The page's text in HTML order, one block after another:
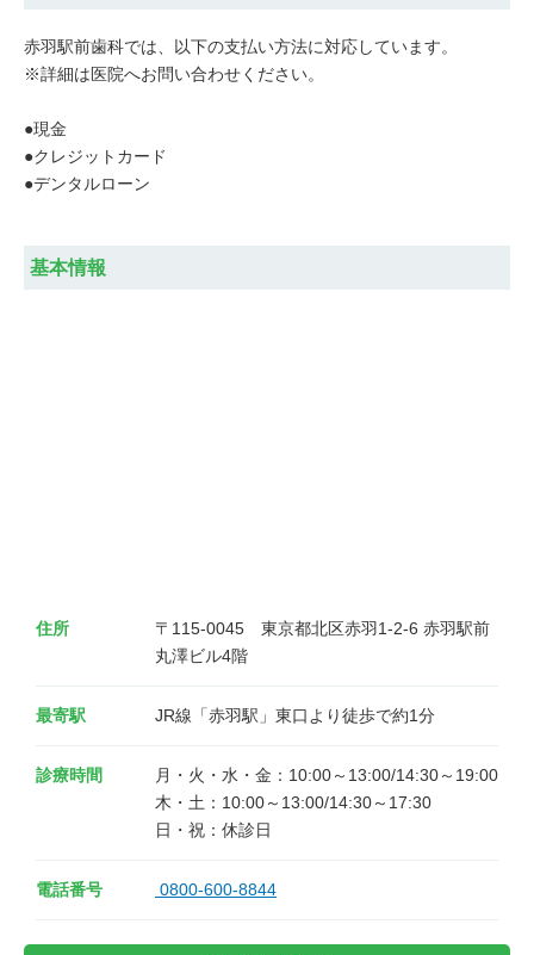
赤羽駅前歯科では、以下の支払い方法に対応しています。
※詳細は医院へお問い合わせください。
●現金
●クレジットカード
●デンタルローン
基本情報
住所
〒115-0045　東京都北区赤羽1-2-6 赤羽駅前
丸澤ビル4階
最寄駅 JR線「赤羽駅」東口より徒歩で約1分
診療時間
月・火・水・金：10:00～13:00/14:30～19:00
木・土：10:00～13:00/14:30～17:30
日・祝：休診日
電話番号 0800-600-8844